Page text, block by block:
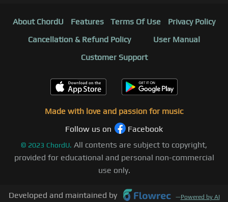
About ChordU Features Terms Of Use
Privacy Policy
Cancellation & Refund Policy
User Manual
Customer Support
Made with love and passion for music
Follow us on
Facebook
© 2023 ChordU. All contents are subject to copyright,
provided for educational and personal non-commercial
use only.
Developed and maintained by —Powered by AI